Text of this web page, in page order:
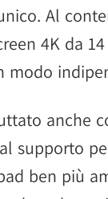
Al
4K da
modo
anche
supporto
ben più